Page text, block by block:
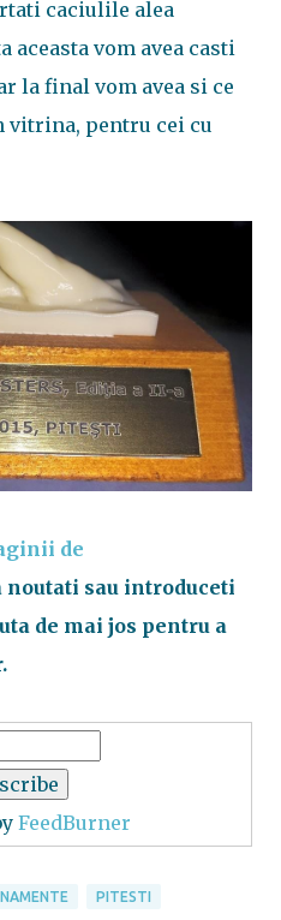
caciulile alea
aceasta vom avea casti
la final vom avea si ce
vitrina, pentru cei cu
de
noutati sau introduceti
de mai jos pentru a
FeedBurner
PITESTI